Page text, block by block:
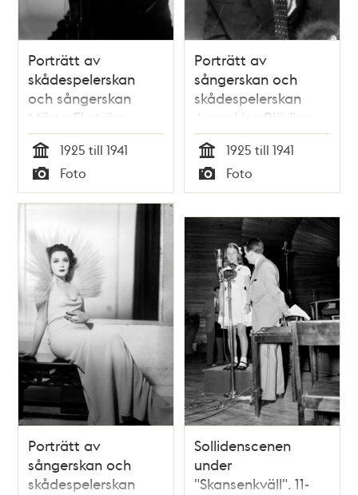
Porträtt av
skådespelerskan
och sångerskan
Märta Ekström
Tid
1925 till 1941
Typ
Foto
Porträtt av
sångerskan och
skådespelerskan
Anna-Lisa Björling
Tid
1925 till 1941
Typ
Foto
Porträtt av
sångerskan och
skådespelerskan
Sollidenscenen
under
"Skansenkväll". 11-